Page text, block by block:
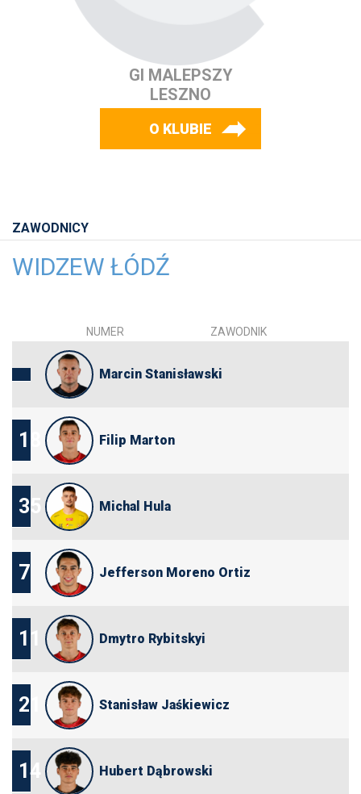
GI MALEPSZY
LESZNO
O KLUBIE
ZAWODNICY
WIDZEW ŁÓDŹ
NUMER ZAWODNIK
Marcin Stanisławski
18 Filip Marton
35 Michal Hula
7 Jefferson Moreno Ortiz
11 Dmytro Rybitskyi
21 Stanisław Jaśkiewicz
14 Hubert Dąbrowski